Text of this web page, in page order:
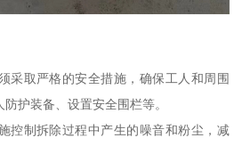
采取严格的安全措施，确保工人和周围
护装备、设置安全围栏等。
控制拆除过程中产生的噪音和粉尘，减